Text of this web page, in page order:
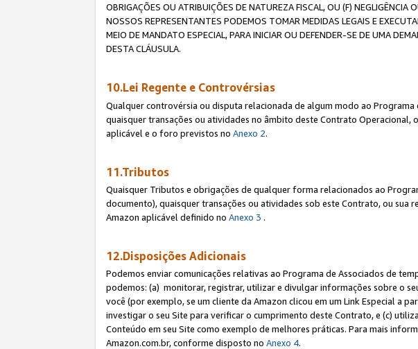
OBRIGAÇÕES OU ATRIBUIÇÕES DE NATUREZA FISCAL, OU (F)
NOSSOS REPRESENTANTES PODEMOS TOMAR MEDIDAS LEGAIS E
MEIO DE MANDATO ESPECIAL, PARA INICIAR OU DEFENDER-SE DE UMA
DESTA CLÁUSULA.
10.Lei Regente e Controvérsias
Qualquer controvérsia ou disputa relacionada de algum modo ao
quaisquer transações ou atividades no âmbito deste Contrato Operacional,
aplicável e o foro previstos no Anexo 2.
11.Tributos
Quaisquer Tributos e obrigações de qualquer forma relacionados ao
documento), quaisquer transações ou atividades sob este Contrato, ou
Amazon aplicável definido no Anexo 3 .
12.Disposições Adicionais
Podemos enviar comunicações relativas ao Programa de Associados de
podemos: (a) monitorar, registrar, utilizar e divulgar informações sobre o
você (por exemplo, se um cliente da Amazon clicou em um Link Especial a
investigar o seu Site para verificar o cumprimento deste Contrato, e (c)
Conteúdo em seu Site como exemplo de melhores práticas. Para mais
Amazon.com.br, conforme disposto no Anexo 4.